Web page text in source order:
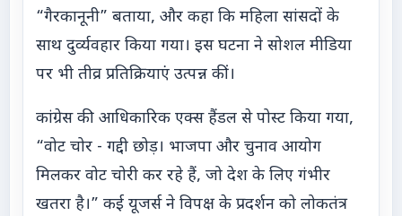
“गैरकानूनी” बताया, और कहा कि महिला सांसदों के
साथ दुर्व्यवहार किया गया। इस घटना ने सोशल मीडिया
पर भी तीव्र प्रतिक्रियाएं उत्पन्न कीं।
कांग्रेस की आधिकारिक एक्स हैंडल से पोस्ट किया गया,
“वोट चोर - गद्दी छोड़। भाजपा और चुनाव आयोग
मिलकर वोट चोरी कर रहे हैं, जो देश के लिए गंभीर
खतरा है।” कई यूजर्स ने विपक्ष के प्रदर्शन को लोकतंत्र